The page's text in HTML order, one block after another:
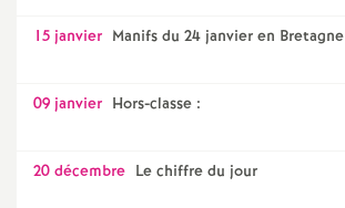
15 janvier Manifs du 24 janvier en Bretagne
09 janvier Hors-classe :
20 décembre Le chiffre du jour